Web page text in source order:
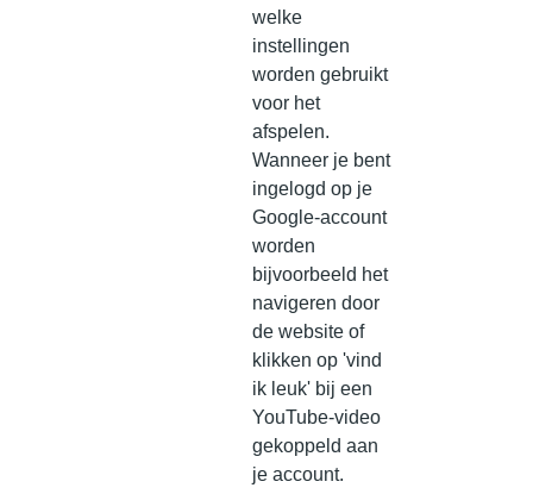
welke
instellingen
worden gebruikt
voor het
afspelen.
Wanneer je bent
ingelogd op je
Google-account
worden
bijvoorbeeld het
navigeren door
de website of
klikken op 'vind
ik leuk' bij een
YouTube-video
gekoppeld aan
je account.